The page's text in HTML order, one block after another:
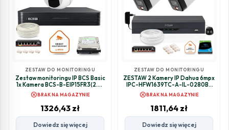
ZESTAW DO MONITORINGU
Zestaw monitoringu IP BCS Basic
1x Kamera BCS-B-EIP15FR3(2.0)
Rejestrator z dyskiem 1TB
cancelBRAK NA MAGAZYNIE
1326,43 zł
Dowiedz się więcej
ZESTAW DO MONITORINGU
ZESTAW 2 Kamery IP Dahua 6mpx
IPC-HFW1639TC-A-IL-0280B-
cancelBRAK NA MAGAZYNIE
1811,64 zł
Dowiedz się więcej